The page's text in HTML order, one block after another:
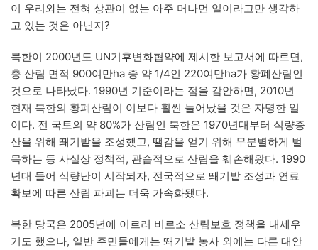
이 우리와는 전혀 상관이 없는 아주 머나먼 일이라고만 생각하
고 있는 것은 아닌지?
북한이 2000년도 UN기후변화협약에 제시한 보고서에 따르면,
총 산림 면적 900여만ha 중 약 1/4인 220여만ha가 황폐산림인
것으로 나타났다. 1990년 기준이라는 점을 감안하면, 2010년
현재 북한의 황폐산림이 이보다 훨씬 늘어났을 것은 자명한 일
이다. 전 국토의 약 80%가 산림인 북한은 1970년대부터 식량증
산을 위해 뙈기밭을 조성했고, 땔감을 얻기 위해 무분별하게 벌
목하는 등 사실상 정책적, 관습적으로 산림을 훼손해왔다. 1990
년대 들어 식량난이 시작되자, 전국적으로 뙈기밭 조성과 연료
확보에 따른 산림 파괴는 더욱 가속화됐다.
북한 당국은 2005년에 이르러 비로소 산림보호 정책을 내세우
기도 했으나, 일반 주민들에게는 뙈기밭 농사 외에는 다른 대안